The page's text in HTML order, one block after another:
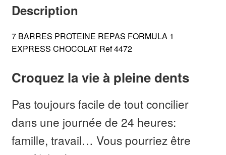
saveur
Noir
7
Description
7 BARRES PROTEINE REPAS FORMULA 1
EXPRESS CHOCOLAT Ref 4472
Croquez la vie à pleine dents
Pas toujours facile de tout concilier
dans une journée de 24 heures:
famille, travail… Vous pourriez être